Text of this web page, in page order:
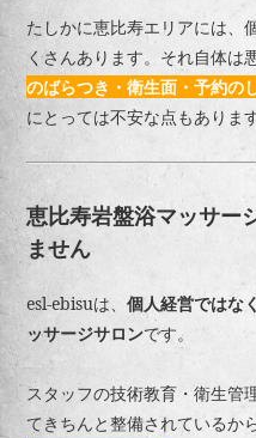
たしかに恵比寿エリアには、
くさんあります。それ自体は
のばらつき・衛生面・予約の
にとっては不安な点もありま
恵比寿岩盤浴マッサー
ません
esl-ebisuは、個人経営ではな
ッサージサロンです。
スタッフの技術教育・衛生管
てきちんと整備されているか